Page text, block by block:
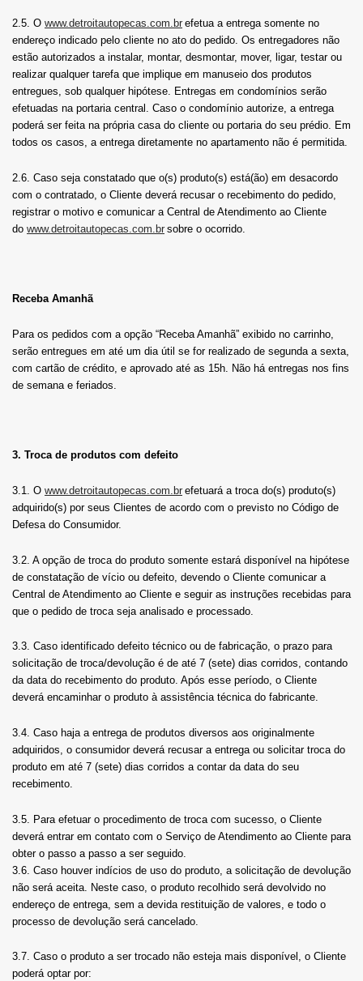
2.5. O www.detroitautopecas.com.br efetua a entrega somente no
endereço indicado pelo cliente no ato do pedido. Os entregadores não
estão autorizados a instalar, montar, desmontar, mover, ligar, testar ou
realizar qualquer tarefa que implique em manuseio dos produtos
entregues, sob qualquer hipótese. Entregas em condomínios serão
efetuadas na portaria central. Caso o condomínio autorize, a entrega
poderá ser feita na própria casa do cliente ou portaria do seu prédio. Em
todos os casos, a entrega diretamente no apartamento não é permitida.
2.6. Caso seja constatado que o(s) produto(s) está(ão) em desacordo
com o contratado, o Cliente deverá recusar o recebimento do pedido,
registrar o motivo e comunicar a Central de Atendimento ao Cliente
do www.detroitautopecas.com.br sobre o ocorrido.
Receba Amanhã
Para os pedidos com a opção “Receba Amanhã” exibido no carrinho,
serão entregues em até um dia útil se for realizado de segunda a sexta,
com cartão de crédito, e aprovado até as 15h. Não há entregas nos fins
de semana e feriados.
3. Troca de produtos com defeito
3.1. O www.detroitautopecas.com.br efetuará a troca do(s) produto(s)
adquirido(s) por seus Clientes de acordo com o previsto no Código de
Defesa do Consumidor.
3.2. A opção de troca do produto somente estará disponível na hipótese
de constatação de vício ou defeito, devendo o Cliente comunicar a
Central de Atendimento ao Cliente e seguir as instruções recebidas para
que o pedido de troca seja analisado e processado.
3.3. Caso identificado defeito técnico ou de fabricação, o prazo para
solicitação de troca/devolução é de até 7 (sete) dias corridos, contando
da data do recebimento do produto. Após esse período, o Cliente
deverá encaminhar o produto à assistência técnica do fabricante.
3.4. Caso haja a entrega de produtos diversos aos originalmente
adquiridos, o consumidor deverá recusar a entrega ou solicitar troca do
produto em até 7 (sete) dias corridos a contar da data do seu
recebimento.
3.5. Para efetuar o procedimento de troca com sucesso, o Cliente
deverá entrar em contato com o Serviço de Atendimento ao Cliente para
obter o passo a passo a ser seguido.
3.6. Caso houver indícios de uso do produto, a solicitação de devolução
não será aceita. Neste caso, o produto recolhido será devolvido no
endereço de entrega, sem a devida restituição de valores, e todo o
processo de devolução será cancelado.
3.7. Caso o produto a ser trocado não esteja mais disponível, o Cliente
poderá optar por: